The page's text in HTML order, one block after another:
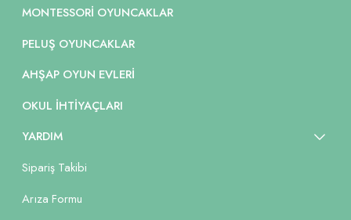
MONTESSORI OYUNCAKLAR
PELUŞ OYUNCAKLAR
AHŞAP OYUN EVLERI
OKUL İHTIYAÇLARI
YARDIM
Sipariş Takibi
Arıza Formu